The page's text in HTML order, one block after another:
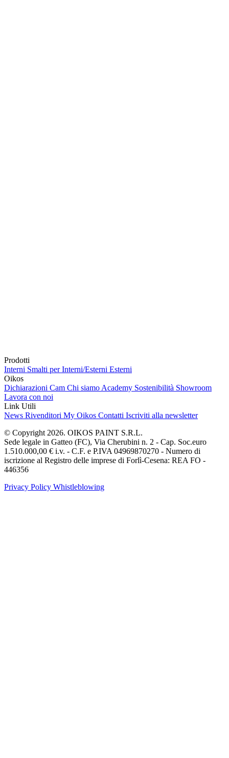
Prodotti
Interni Smalti per Interni/Esterni Esterni
Oikos
Dichiarazioni Cam Chi siamo Academy Sostenibilità Showroom
Lavora con noi
Link Utili
News Rivenditori My Oikos Contatti Iscriviti alla newsletter
© Copyright 2026. OIKOS PAINT S.R.L.
Sede legale in Gatteo (FC), Via Cherubini n. 2 - Cap. Soc.euro
1.510.000,00 € i.v. - C.F. e P.IVA 04969870270 - Numero di
iscrizione al Registro delle imprese di Forlì-Cesena: REA FO -
446356
Privacy Policy Whistleblowing